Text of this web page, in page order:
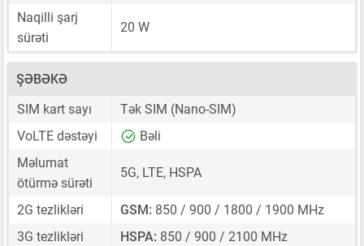
Naqilli şarj
sürəti
20 W
ŞƏBƏKƏ
SIM kart sayı
Tək SIM (Nano-SIM)
VoLTE dəstəyi
Bəli
Məlumat
ötürmə sürəti
5G, LTE, HSPA
2G tezlikləri GSM: 850 / 900 / 1800 / 1900 MHz
3G tezlikləri
HSPA: 850 / 900 / 2100 MHz